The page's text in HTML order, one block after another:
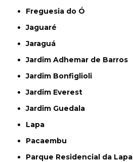
Freguesia do Ó
Jaguaré
Jaraguá
Jardim Adhemar de Barros
Jardim Bonfiglioli
Jardim Everest
Jardim Guedala
Lapa
Pacaembu
Parque Residencial da Lapa